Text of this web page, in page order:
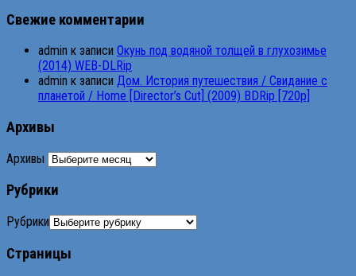
Свежие комментарии
admin к записи Окунь под водяной толщей в глухозимье
(2014) WEB-DLRip
admin к записи Дом. История путешествия / Свидание с
планетой / Home [Director’s Cut] (2009) BDRip [720p]
Архивы
Архивы
Рубрики
Рубрики
Страницы